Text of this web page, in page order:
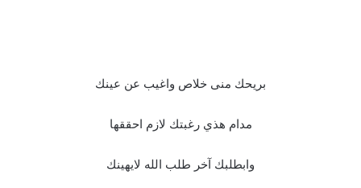
بريحك منى خلاص واغيب عن عينك
مدام هذي رغبتك لازم احققها
وابطلبك آخر طلب الله لايهينك